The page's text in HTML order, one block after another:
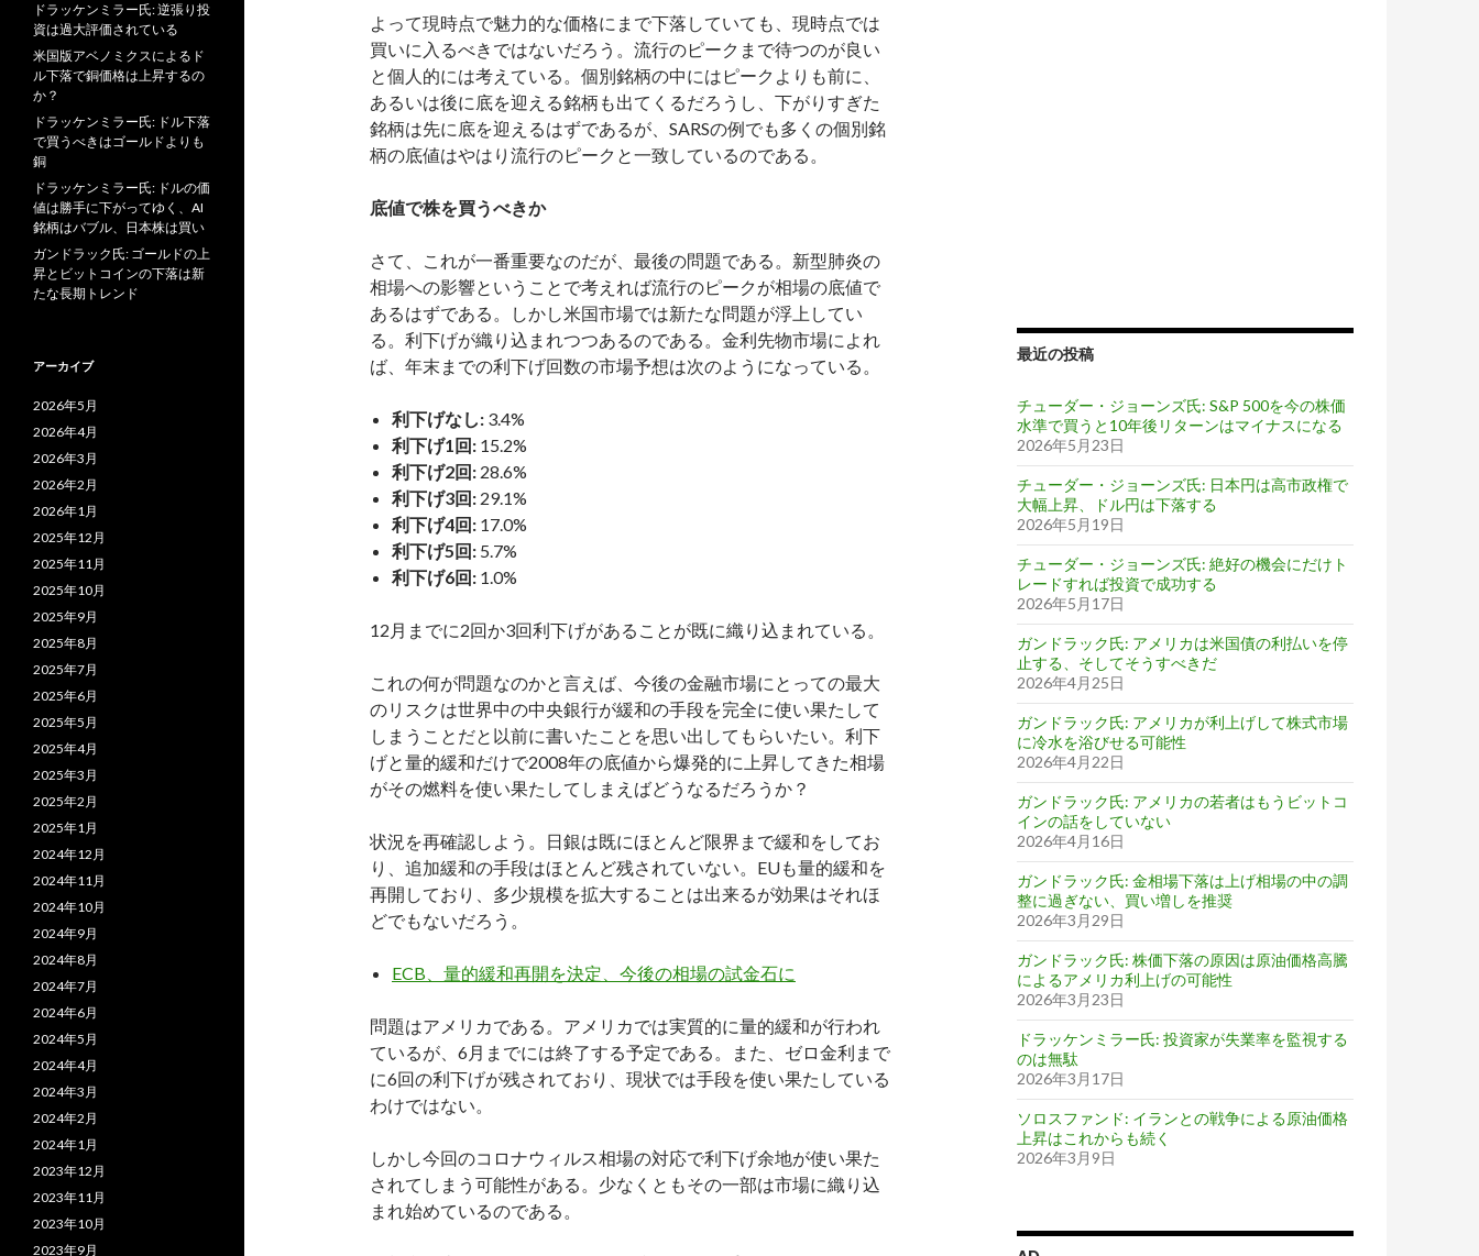
よって現時点で魅力的な価格にまで下落していても、現時点では
買いに入るべきではないだろう。流行のピークまで待つのが良い
と個人的には考えている。個別銘柄の中にはピークよりも前に、
あるいは後に底を迎える銘柄も出てくるだろうし、下がりすぎた
銘柄は先に底を迎えるはずであるが、SARSの例でも多くの個別銘
柄の底値はやはり流行のピークと一致しているのである。
底値で株を買うべきか
さて、これが一番重要なのだが、最後の問題である。新型肺炎の
相場への影響ということで考えれば流行のピークが相場の底値で
あるはずである。しかし米国市場では新たな問題が浮上してい
る。利下げが織り込まれつつあるのである。金利先物市場によれ
ば、年末までの利下げ回数の市場予想は次のようになっている。
利下げなし: 3.4%
利下げ1回: 15.2%
利下げ2回: 28.6%
利下げ3回: 29.1%
利下げ4回: 17.0%
利下げ5回: 5.7%
利下げ6回: 1.0%
12月までに2回か3回利下げがあることが既に織り込まれている。
これの何が問題なのかと言えば、今後の金融市場にとっての最大
のリスクは世界中の中央銀行が緩和の手段を完全に使い果たして
しまうことだと以前に書いたことを思い出してもらいたい。利下
げと量的緩和だけで2008年の底値から爆発的に上昇してきた相場
がその燃料を使い果たしてしまえばどうなるだろうか？
状況を再確認しよう。日銀は既にほとんど限界まで緩和をしてお
り、追加緩和の手段はほとんど残されていない。EUも量的緩和を
再開しており、多少規模を拡大することは出来るが効果はそれほ
どでもないだろう。
ECB、量的緩和再開を決定、今後の相場の試金石に
問題はアメリカである。アメリカでは実質的に量的緩和が行われ
ているが、6月までには終了する予定である。また、ゼロ金利まで
に6回の利下げが残されており、現状では手段を使い果たしている
わけではない。
しかし今回のコロナウィルス相場の対応で利下げ余地が使い果た
されてしまう可能性がある。少なくともその一部は市場に織り込
まれ始めているのである。
最近の投稿
チューダー・ジョーンズ氏: S&P 500を今の株価
水準で買うと10年後リターンはマイナスになる
2026年5月23日
チューダー・ジョーンズ氏: 日本円は高市政権で
大幅上昇、ドル円は下落する
2026年5月19日
チューダー・ジョーンズ氏: 絶好の機会にだけト
レードすれば投資で成功する
2026年5月17日
ガンドラック氏: アメリカは米国債の利払いを停
止する、そしてそうすべきだ
2026年4月25日
ガンドラック氏: アメリカが利上げして株式市場
に冷水を浴びせる可能性
2026年4月22日
ガンドラック氏: アメリカの若者はもうビットコ
インの話をしていない
2026年4月16日
ガンドラック氏: 金相場下落は上げ相場の中の調
整に過ぎない、買い増しを推奨
2026年3月29日
ガンドラック氏: 株価下落の原因は原油価格高騰
によるアメリカ利上げの可能性
2026年3月23日
ドラッケンミラー氏: 投資家が失業率を監視する
のは無駄
2026年3月17日
ソロスファンド: イランとの戦争による原油価格
上昇はこれからも続く
2026年3月9日
ドラッケンミラー氏: 逆張り投
資は過大評価されている
米国版アベノミクスによるド
ル下落で銅価格は上昇するの
か？
ドラッケンミラー氏: ドル下落
で買うべきはゴールドよりも
銅
ドラッケンミラー氏: ドルの価
値は勝手に下がってゆく、AI
銘柄はバブル、日本株は買い
ガンドラック氏: ゴールドの上
昇とビットコインの下落は新
たな長期トレンド
アーカイブ
2026年5月
2026年4月
2026年3月
2026年2月
2026年1月
2025年12月
2025年11月
2025年10月
2025年9月
2025年8月
2025年7月
2025年6月
2025年5月
2025年4月
2025年3月
2025年2月
2025年1月
2024年12月
2024年11月
2024年10月
2024年9月
2024年8月
2024年7月
2024年6月
2024年5月
2024年4月
2024年3月
2024年2月
2024年1月
2023年12月
2023年11月
2023年10月
2023年9月